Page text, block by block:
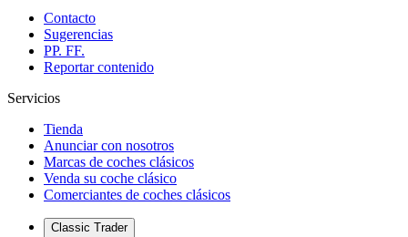
Contacto
Sugerencias
PP. FF.
Reportar contenido
Servicios
Tienda
Anunciar con nosotros
Marcas de coches clásicos
Venda su coche clásico
Comerciantes de coches clásicos
Classic Trader